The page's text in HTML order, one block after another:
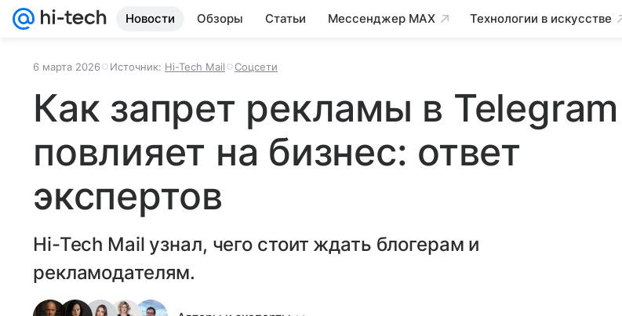
Новости Обзоры Статьи Мессенджер MAX Технологии в искусстве
6 марта 2026 Источник: Hi-Tech Mail Соцсети
Как запрет рекламы в Telegram
повлияет на бизнес: ответ
экспертов
Hi-Tech Mail узнал, чего стоит ждать блогерам и
рекламодателям.